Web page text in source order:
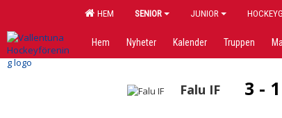
HEM SENIOR JUNIOR
Hem Nyheter Kalender Truppen
Falu IF 3 - 1